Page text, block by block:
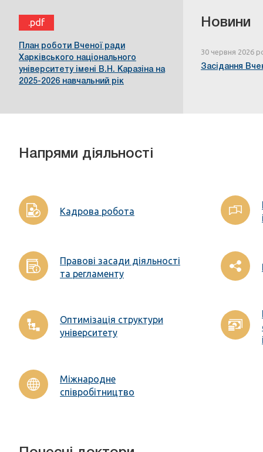
.pdf
План роботи Вченої ради
Харківського національного
університету імені В.Н. Каразіна на
2025-2026 навчальний рік
Новини
30 червня 2026
Засідання
Напрями діяльності
Кадрова робота
Правові засади діяльності
та регламенту
Оптимізація структури
університету
Міжнародне
співробітництво